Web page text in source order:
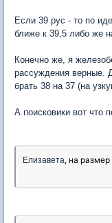
Если 39 рус - то по
ближе к 39,5 либо же
Конечно же, я
рассуждения верные.
брать 38 на 37 (на
А поисковики вот что
Елизавета, на